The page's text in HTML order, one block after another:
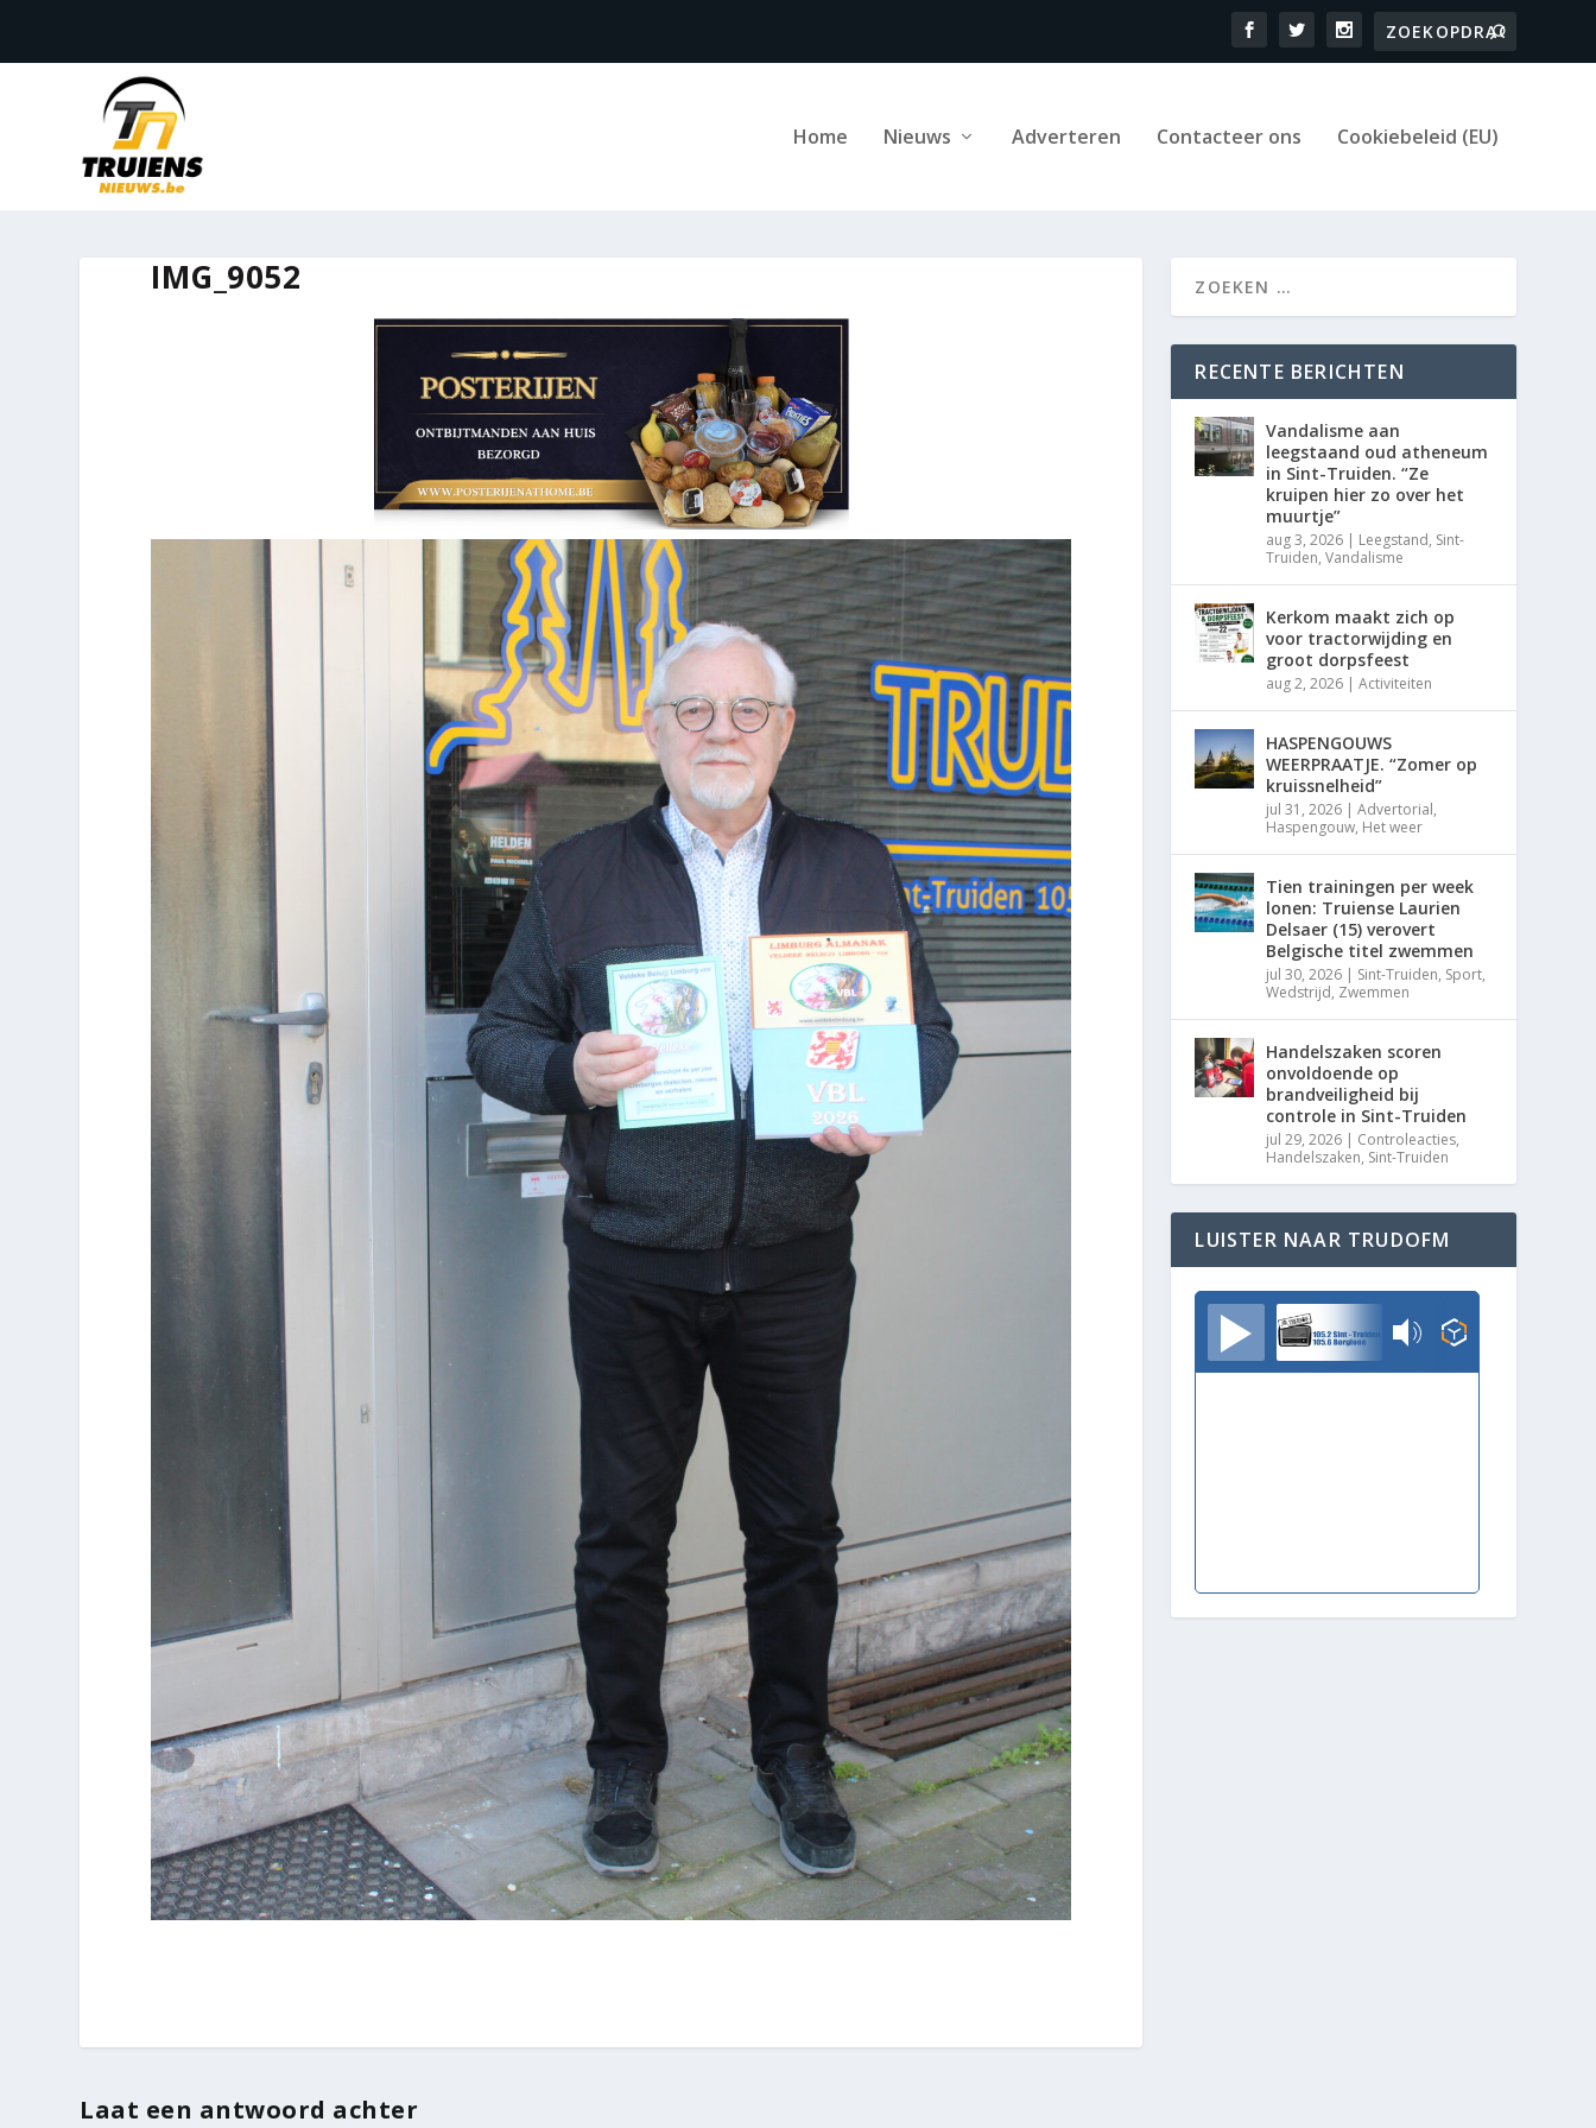
Home Nieuws Adverteren Contacteer ons Cookiebeleid (EU)
IMG_9052
Laat een antwoord achter
RECENTE BERICHTEN
Vandalisme aan
leegstaand oud atheneum
in Sint-Truiden. “Ze
kruipen hier zo over het
muurtje”
aug 3, 2026 | Leegstand, Sint-
Truiden,Vandalisme
Kerkom maakt zich op
voor tractorwijding en
groot dorpsfeest
aug 2, 2026 |Activiteiten
HASPENGOUWS
WEERPRAATJE. “Zomer op
kruissnelheid”
jul 31, 2026 |Advertorial,
Haspengouw, Het weer
Tien trainingen per week
lonen: Truiense Laurien
Delsaer (15) verovert
Belgische titel zwemmen
jul 30, 2026 | Sint-Truiden, Sport,
Wedstrijd, Zwemmen
Handelszaken scoren
onvoldoende op
brandveiligheid bij
controle in Sint-Truiden
jul 29, 2026 | Controleacties,
Handelszaken, Sint-Truiden
LUISTER NAAR TRUDOFM
TrudoFM